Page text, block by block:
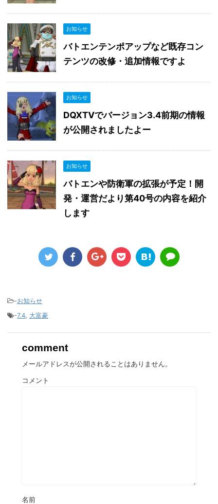
お知らせ
バトエンテンポアップなど既存コン
テンツの改修・追加情報ですよ
お知らせ
DQXTVでバージョン3.4前期の情報
が公開されましたよー
お知らせ
バトエンや防衛軍の拡張が予定！開
発・運営だより第40号の内容を紹介
します
-お知らせ
-7.4, 大富豪
comment
メールアドレスが公開されることはありません。
コメント
名前